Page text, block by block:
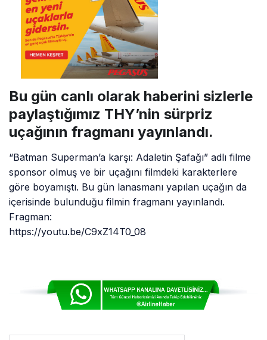
Bu gün canlı olarak haberini sizlerle
paylaştığımız THY’nin sürpriz
uçağının fragmanı yayınlandı.
“Batman Superman’a karşı: Adaletin Şafağı” adlı filme
sponsor olmuş ve bir uçağını filmdeki karakterlere
göre boyamıştı. Bu gün lanasmanı yapılan uçağın da
içerisinde bulunduğu filmin fragmanı yayınlandı.
Fragman:
https://youtu.be/C9xZ14T0_08